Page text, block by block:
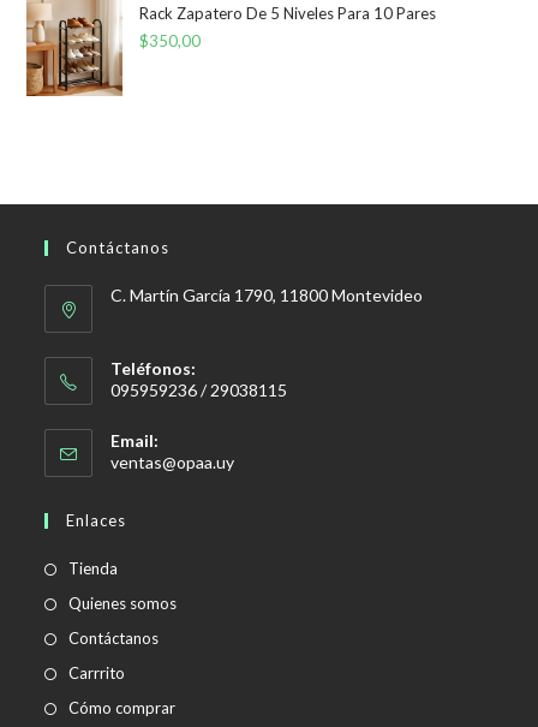
original actual
Rack Zapatero De 5 Niveles Para 10 Pares
$350,00
Contáctanos
C. Martín García 1790, 11800 Montevideo
Teléfonos:
095959236 / 29038115
Email:
ventas@opaa.uySe
Enlaces
Tienda
Quienes somos
Contáctanos
Carrrito
Cómo comprar